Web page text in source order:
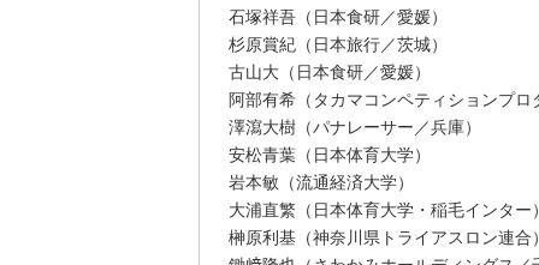
石塚祥吾（日本食研／愛媛）
杉原賞紀（日本旅行／茨城）
古山大（日本食研／愛媛）
阿部有希（タカマコンペティションプ
澤瀉大樹（パナレーサー／兵庫）
安松青葉（日本体育大学）
岩本敏（流通経済大学）
大浦直繁（日本体育大学・稲毛インター
榊原利基（神奈川県トライアスロン連合